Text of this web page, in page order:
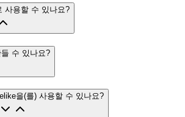
사용할 수 있나요?
수 있나요?
을(를) 사용할 수 있나요?